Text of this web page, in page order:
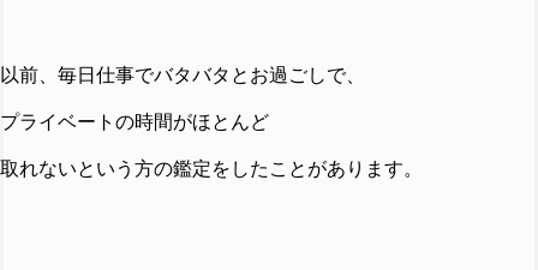
以前、毎日仕事でバタバタとお過ごしで、
プライベートの時間がほとんど
取れないという方の鑑定をしたことがあります。